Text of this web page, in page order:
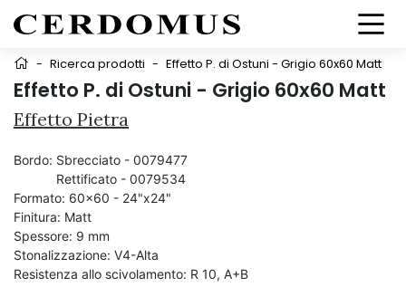
- Ricerca prodotti - Effetto P. di Ostuni - Grigio 60x60 Matt
Effetto P. di Ostuni - Grigio 60x60 Matt
Effetto Pietra
Bordo: Sbrecciato - 0079477
Rettificato - 0079534
Formato: 60x60 - 24"x24"
Finitura: Matt
Spessore: 9 mm
Stonalizzazione: V4-Alta
Resistenza allo scivolamento: R 10, A+B